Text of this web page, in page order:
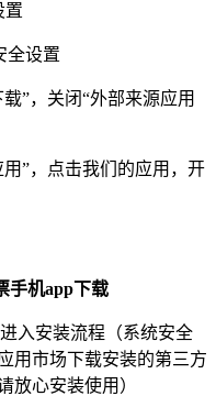
置
全设置
”，关闭“外部来源应用
”，点击我们的应用，开
手机app下载
入安装流程（系统安全
用市场下载安装的第三方
放心安装使用）